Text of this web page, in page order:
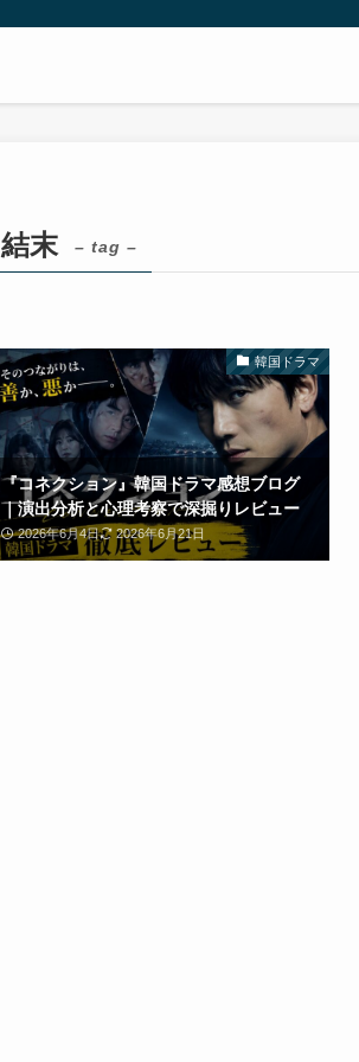
結末 – tag –
韓国ドラマ
『コネクション』韓国ドラマ感想ブログ
｜演出分析と心理考察で深掘りレビュー
2026年6月4日 2026年6月21日